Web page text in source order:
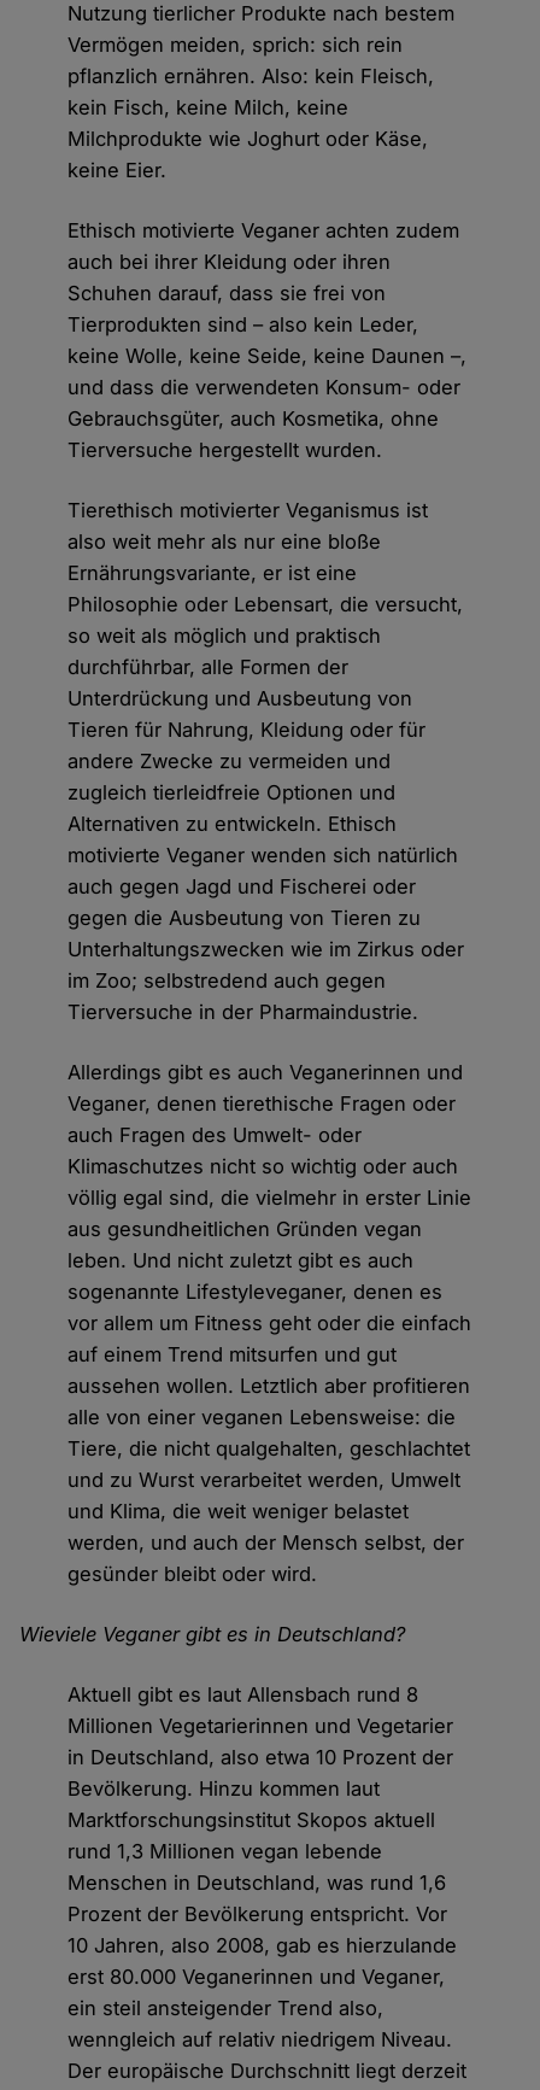
Nutzung tierlicher Produkte nach bestem
Vermögen meiden, sprich: sich rein
pflanzlich ernähren. Also: kein Fleisch,
kein Fisch, keine Milch, keine
Milchprodukte wie Joghurt oder Käse,
keine Eier.
Ethisch motivierte Veganer achten zudem
auch bei ihrer Kleidung oder ihren
Schuhen darauf, dass sie frei von
Tierprodukten sind – also kein Leder,
keine Wolle, keine Seide, keine Daunen –,
und dass die verwendeten Konsum- oder
Gebrauchsgüter, auch Kosmetika, ohne
Tierversuche hergestellt wurden.
Tierethisch motivierter Veganismus ist
also weit mehr als nur eine bloße
Ernährungsvariante, er ist eine
Philosophie oder Lebensart, die versucht,
so weit als möglich und praktisch
durchführbar, alle Formen der
Unterdrückung und Ausbeutung von
Tieren für Nahrung, Kleidung oder für
andere Zwecke zu vermeiden und
zugleich tierleidfreie Optionen und
Alternativen zu entwickeln. Ethisch
motivierte Veganer wenden sich natürlich
auch gegen Jagd und Fischerei oder
gegen die Ausbeutung von Tieren zu
Unterhaltungszwecken wie im Zirkus oder
im Zoo; selbstredend auch gegen
Tierversuche in der Pharmaindustrie.
Allerdings gibt es auch Veganerinnen und
Veganer, denen tierethische Fragen oder
auch Fragen des Umwelt- oder
Klimaschutzes nicht so wichtig oder auch
völlig egal sind, die vielmehr in erster Linie
aus gesundheitlichen Gründen vegan
leben. Und nicht zuletzt gibt es auch
sogenannte Lifestyleveganer, denen es
vor allem um Fitness geht oder die einfach
auf einem Trend mitsurfen und gut
aussehen wollen. Letztlich aber profitieren
alle von einer veganen Lebensweise: die
Tiere, die nicht qualgehalten, geschlachtet
und zu Wurst verarbeitet werden, Umwelt
und Klima, die weit weniger belastet
werden, und auch der Mensch selbst, der
gesünder bleibt oder wird.
Wieviele Veganer gibt es in Deutschland?
Aktuell gibt es laut Allensbach rund 8
Millionen Vegetarierinnen und Vegetarier
in Deutschland, also etwa 10 Prozent der
Bevölkerung. Hinzu kommen laut
Marktforschungsinstitut Skopos aktuell
rund 1,3 Millionen vegan lebende
Menschen in Deutschland, was rund 1,6
Prozent der Bevölkerung entspricht. Vor
10 Jahren, also 2008, gab es hierzulande
erst 80.000 Veganerinnen und Veganer,
ein steil ansteigender Trend also,
wenngleich auf relativ niedrigem Niveau.
Der europäische Durchschnitt liegt derzeit